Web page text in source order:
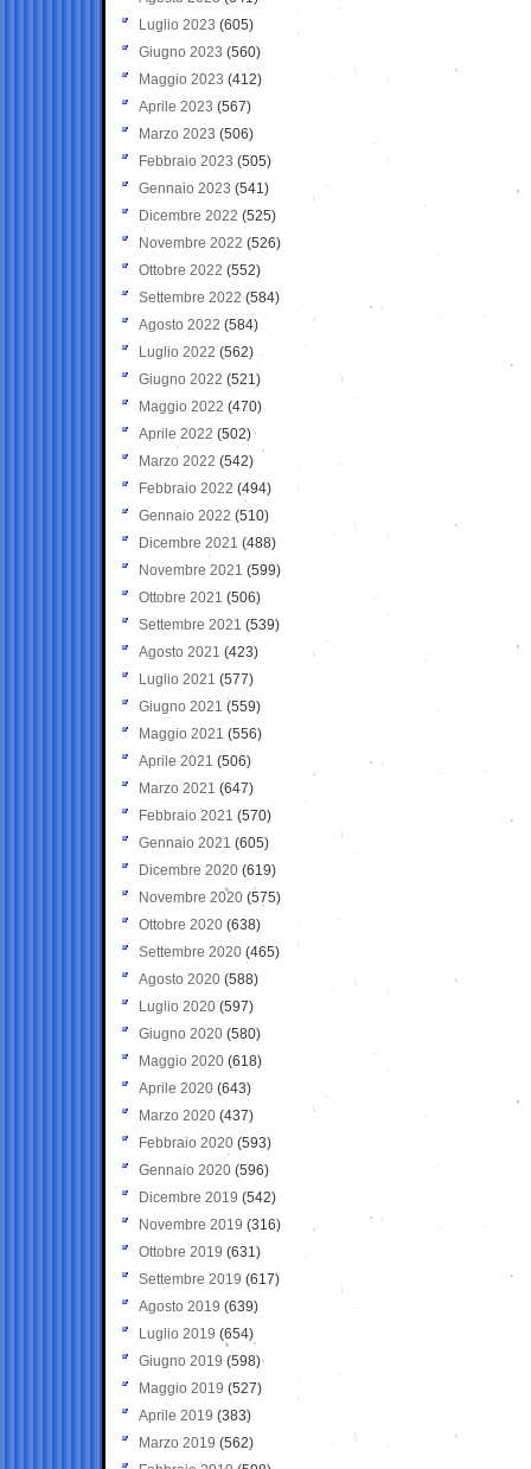
Luglio 2023 (605)
Giugno 2023 (560)
Maggio 2023 (412)
Aprile 2023 (567)
Marzo 2023 (506)
Febbraio 2023 (505)
Gennaio 2023 (541)
Dicembre 2022 (525)
Novembre 2022 (526)
Ottobre 2022 (552)
Settembre 2022 (584)
Agosto 2022 (584)
Luglio 2022 (562)
Giugno 2022 (521)
Maggio 2022 (470)
Aprile 2022 (502)
Marzo 2022 (542)
Febbraio 2022 (494)
Gennaio 2022 (510)
Dicembre 2021 (488)
Novembre 2021 (599)
Ottobre 2021 (506)
Settembre 2021 (539)
Agosto 2021 (423)
Luglio 2021 (577)
Giugno 2021(559)
Maggio 2021 (556)
Aprile 2021 (506)
Marzo 2021 (647)
Febbraio 2021 (570)
Gennaio 2021 (605)
Dicembre 2020 (619)
Novembre 2020 (575)
Ottobre 2020 (638)
Settembre 2020(465)
Agosto 2020 (588)
Luglio 2020 (597)
Giugno 2020 (580)
Maggio 2020 (618)
Aprile 2020 (643)
Marzo 2020 (437)
Febbraio 2020 (593)
Gennaio 2020 (596)
Dicembre 2019 (542)
Novembre 2019 (316)
Ottobre 2019 (631)
Settembre 2019 (617)
Agosto 2019 (639)
Luglio 2019 (654)
Giugno 2019 (598)
Maggio 2019 (527)
Aprile 2019 (383)
Marzo 2019 (562)